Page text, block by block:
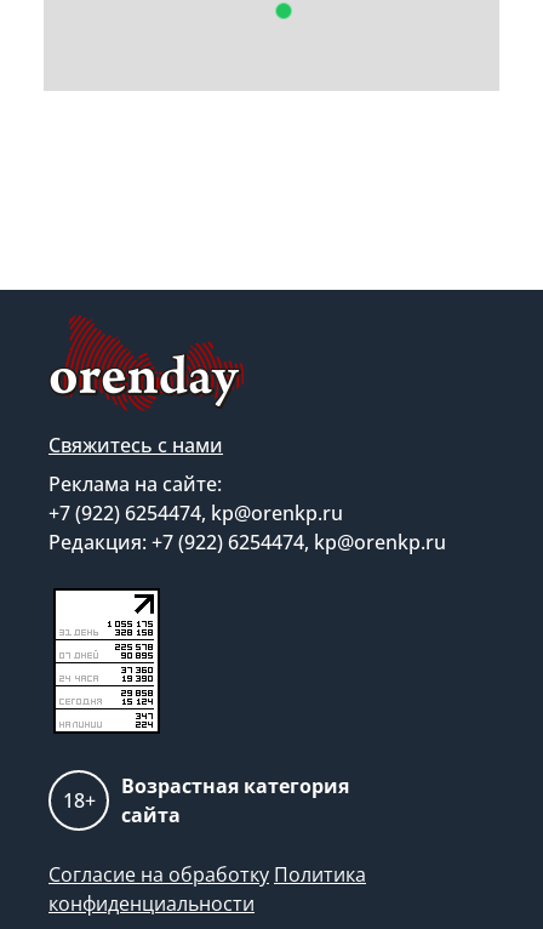
Свяжитесь с нами
Реклама на сайте:
+7 (922) 6254474, kp@orenkp.ru
Редакция: +7 (922) 6254474, kp@orenkp.ru
18+
Возрастная категория
сайта
Согласие на обработку Политика
конфиденциальности